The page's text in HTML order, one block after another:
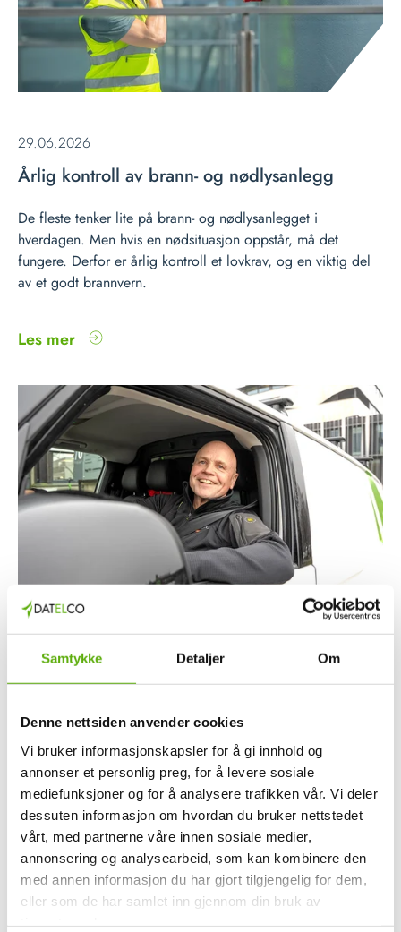
Samtykke Detaljer Om
Denne nettsiden anvender cookies
Vi bruker informasjonskapsler for å gi innhold og
annonser et personlig preg, for å levere sosiale
mediefunksjoner og for å analysere trafikken vår. Vi deler
dessuten informasjon om hvordan du bruker nettstedet
vårt, med partnerne våre innen sosiale medier,
annonsering og analysearbeid, som kan kombinere den
med annen informasjon du har gjort tilgjengelig for dem,
eller som de har samlet inn gjennom din bruk av
29.06.2026
Årlig kontroll av brann- og nødlysanlegg
De fleste tenker lite på brann- og nødlysanlegget i
hverdagen. Men hvis en nødsituasjon oppstår, må det
fungere. Derfor er årlig kontroll et lovkrav, og en viktig del
av et godt brannvern.
Les mer
23.06.2026
Her får du et lite innblikk i Datelcos avdeling for service og
kompetanse hvor elektrikerne står klare når kundene trenger
dem.
Les mer